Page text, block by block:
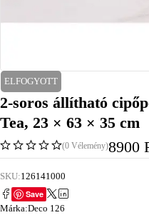
ELFOGYOTT
2-soros állítható
Tea, 23 × 63 × 35 cm
(0 Vélemény)8900
SKU:126141000
Save
Márka:Deco 126